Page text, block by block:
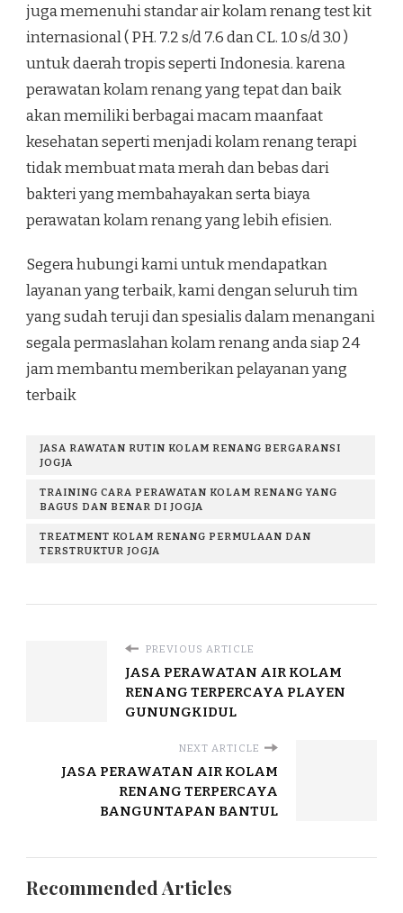
juga memenuhi standar air kolam renang test kit
internasional ( PH. 7.2 s/d 7.6 dan CL. 1.0 s/d 3.0 )
untuk daerah tropis seperti Indonesia. karena
perawatan kolam renang yang tepat dan baik
akan memiliki berbagai macam maanfaat
kesehatan seperti menjadi kolam renang terapi
tidak membuat mata merah dan bebas dari
bakteri yang membahayakan serta biaya
perawatan kolam renang yang lebih efisien.
Segera hubungi kami untuk mendapatkan
layanan yang terbaik, kami dengan seluruh tim
yang sudah teruji dan spesialis dalam menangani
segala permaslahan kolam renang anda siap 24
jam membantu memberikan pelayanan yang
terbaik
JASA RAWATAN RUTIN KOLAM RENANG BERGARANSI
JOGJA
TRAINING CARA PERAWATAN KOLAM RENANG YANG
BAGUS DAN BENAR DI JOGJA
TREATMENT KOLAM RENANG PERMULAAN DAN
TERSTRUKTUR JOGJA
PREVIOUS ARTICLE
JASA PERAWATAN AIR KOLAM
RENANG TERPERCAYA PLAYEN
GUNUNGKIDUL
NEXT ARTICLE
JASA PERAWATAN AIR KOLAM
RENANG TERPERCAYA
BANGUNTAPAN BANTUL
Recommended Articles